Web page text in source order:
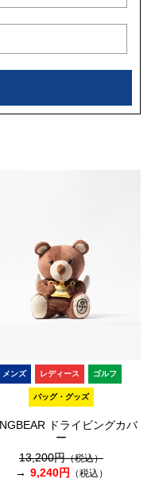
メンズ レディース ゴルフ
バッグ・グッズ
ドライビングカバ
ー
13,200円（税込）
9,240円 （税込）